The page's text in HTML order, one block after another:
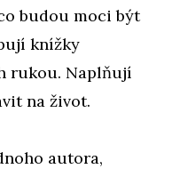
budou moci být
knížky
rukou. Naplňují
na život.
autora,